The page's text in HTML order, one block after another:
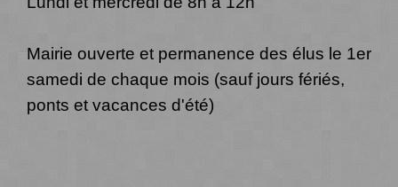
Mairie ouverte et permanence des élus le 1er
samedi de chaque mois (sauf jours fériés,
ponts et vacances d'été)